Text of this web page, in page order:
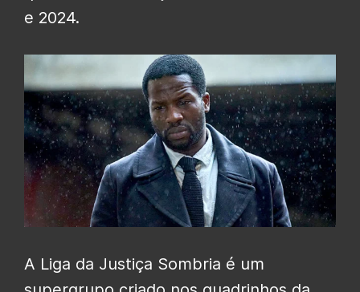
e 2024.
A Liga da Justiça Sombria é um